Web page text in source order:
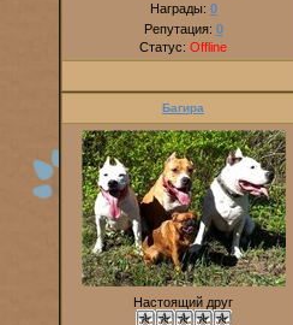
Награды: 0
Репутация: 0
Статус: Offline
Багира
Настоящий друг